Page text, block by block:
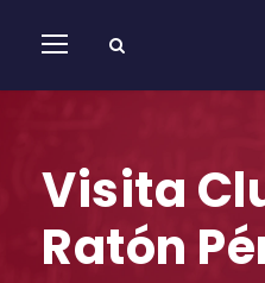
Visita
Ratón